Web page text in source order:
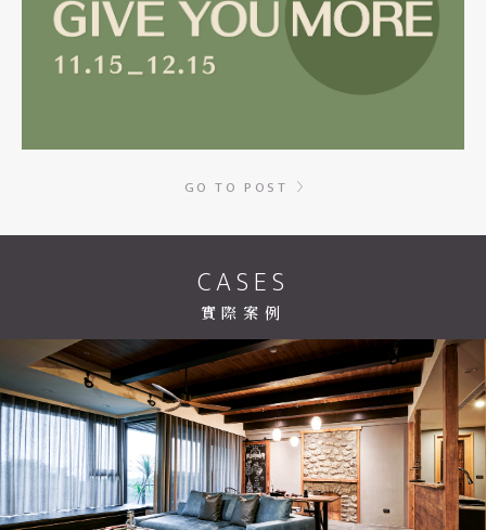
GO TO POST
CASES
實際案例